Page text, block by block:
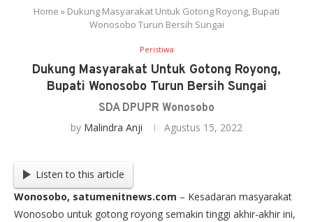
Home » Dukung Masyarakat Untuk Gotong Royong, Bupati
Wonosobo Turun Bersih Sungai
Peristiwa
Dukung Masyarakat Untuk Gotong Royong,
Bupati Wonosobo Turun Bersih Sungai
SDA DPUPR Wonosobo
by Malindra Anji Agustus 15, 2022
Listen to this article
Wonosobo, satumenitnews.com – Kesadaran masyarakat
Wonosobo untuk gotong royong semakin tinggi akhir-akhir ini,